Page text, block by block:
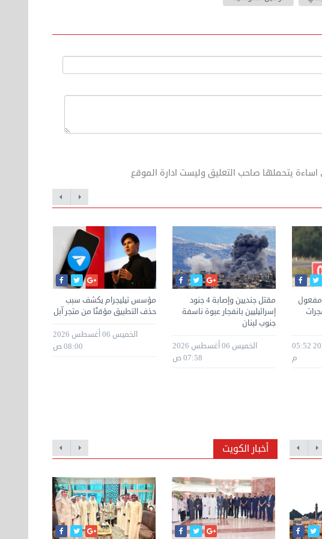
يتحملها صاحب التعليق وليست ادارة الموقع
مؤسس تيليجرام يكشف سبب
حذف التطبيق مؤقتًا من متجر آبل
الخميس 06 أغسطس 2026
08:00 ص
مقتل جنديين وإصابة 4 جنود
إسرائيليين بانفجار عبوة ناسفة
جنوب لبنان
الخميس 06 أغسطس 2026
07:58 ص
مفعول
الأربعاء 05 أغسطس 2026 05:52
م
أخبار الكويت